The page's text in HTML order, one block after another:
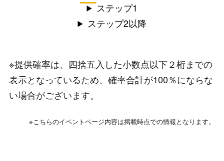
ステップ1
ステップ2以降
※提供確率は、四捨五入した小数点以下２桁までの
表示となっているため、確率合計が100％にならな
い場合がございます。
※こちらのイベントページ内容は掲載時点での情報となります。